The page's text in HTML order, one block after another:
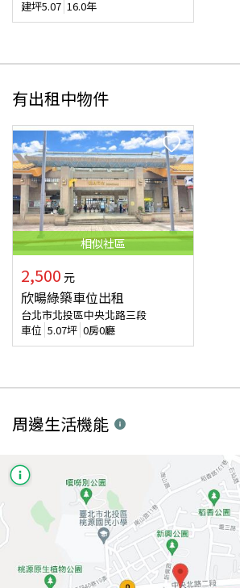
建坪5.07 16.0年
有出租中物件
相似社區
2,500 元
欣暘綠築車位出租
台北市北投區中央北路三段
車位 5.07坪 0房0廳
周邊生活機能